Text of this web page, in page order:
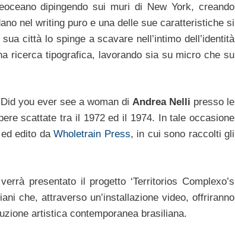
dipingendo sui muri di New York, creando
nel writing puro e una delle sue caratteristiche si
città lo spinge a scavare nell’intimo dell’identità
ricerca tipografica, lavorando sia su micro che su
you ever see a woman di Andrea Nelli presso le
scattate tra il 1972 ed il 1974. In tale occasione
edito da Wholetrain Press, in cui sono raccolti gli
presentato il progetto ‘Territorios Complexo’s
che, attraverso un’installazione video, offriranno
artistica contemporanea brasiliana.